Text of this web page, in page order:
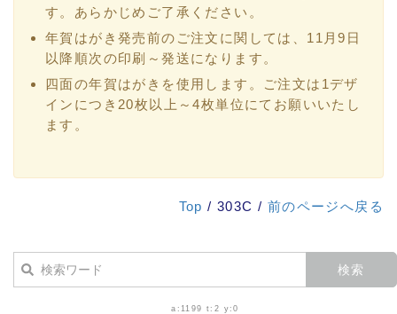
す。あらかじめご了承ください。
年賀はがき発売前のご注文に関しては、11月9日
以降順次の印刷～発送になります。
四面の年賀はがきを使用します。ご注文は1デザ
インにつき20枚以上～4枚単位にてお願いいたし
ます。
Top / 303C / 前のページへ戻る
a:1199 t:2 y:0